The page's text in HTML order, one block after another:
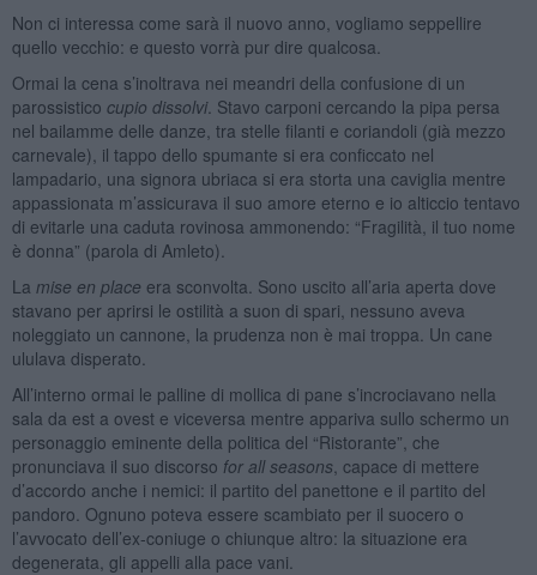
Non ci interessa come sarà il nuovo anno, vogliamo seppellire
quello vecchio: e questo vorrà pur dire qualcosa.
Ormai la cena s’inoltrava nei meandri della confusione di un
parossistico cupio dissolvi. Stavo carponi cercando la pipa persa
nel bailamme delle danze, tra stelle filanti e coriandoli (già mezzo
carnevale), il tappo dello spumante si era conficcato nel
lampadario, una signora ubriaca si era storta una caviglia mentre
appassionata m’assicurava il suo amore eterno e io alticcio tentavo
di evitarle una caduta rovinosa ammonendo: “Fragilità, il tuo nome
è donna” (parola di Amleto).
La mise en place era sconvolta. Sono uscito all’aria aperta dove
stavano per aprirsi le ostilità a suon di spari, nessuno aveva
noleggiato un cannone, la prudenza non è mai troppa. Un cane
ululava disperato.
All’interno ormai le palline di mollica di pane s’incrociavano nella
sala da est a ovest e viceversa mentre appariva sullo schermo un
personaggio eminente della politica del “Ristorante”, che
pronunciava il suo discorso for all seasons, capace di mettere
d’accordo anche i nemici: il partito del panettone e il partito del
pandoro. Ognuno poteva essere scambiato per il suocero o
l’avvocato dell’ex-coniuge o chiunque altro: la situazione era
degenerata, gli appelli alla pace vani.